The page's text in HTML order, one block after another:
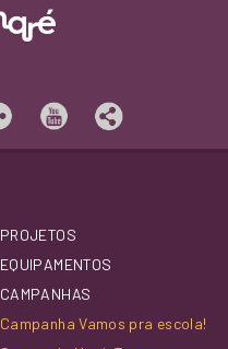
PROJETOS
EQUIPAMENTOS
CAMPANHAS
Campanha Vamos pra escola!